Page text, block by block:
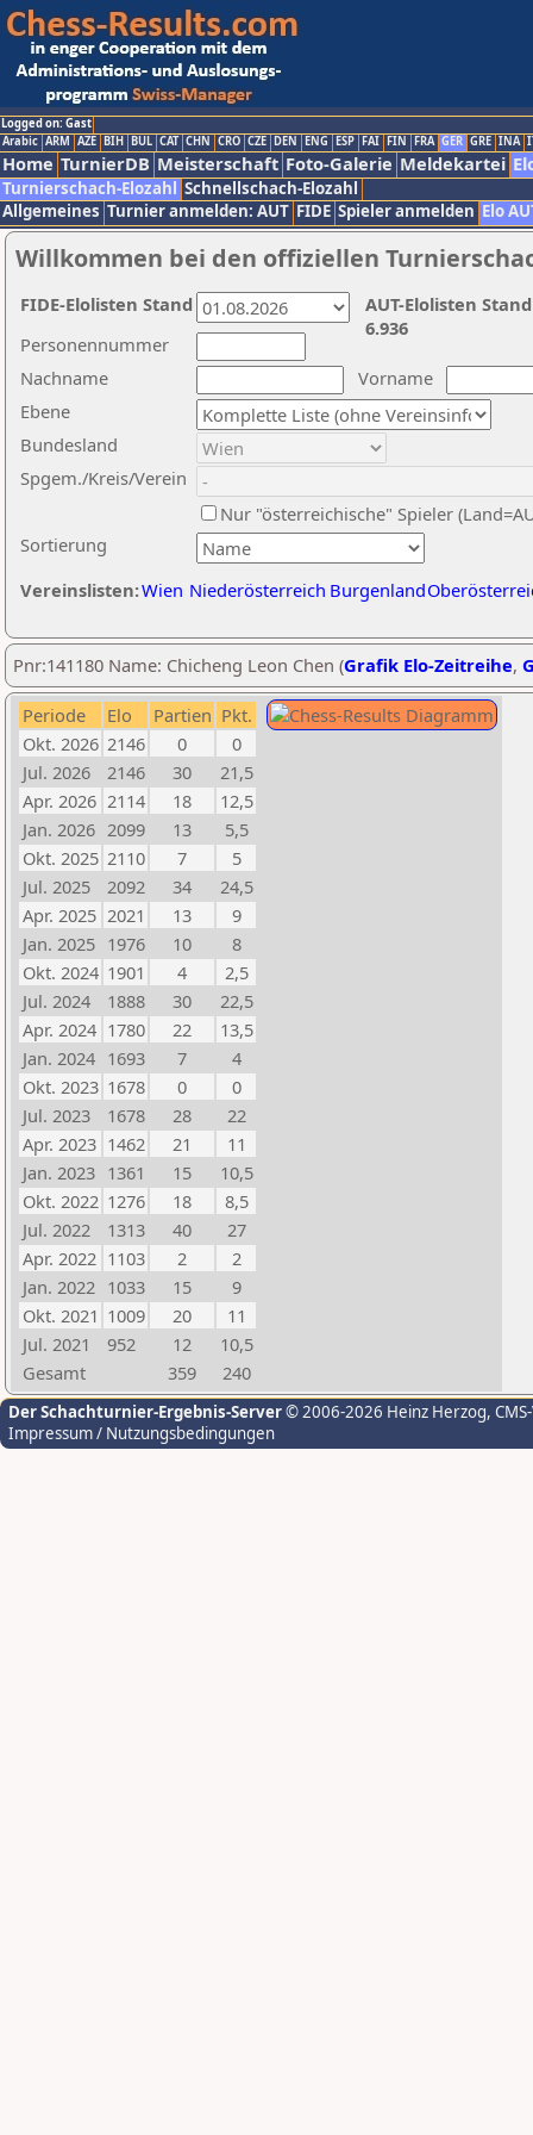
Logged on: Gast
Arabic ARM AZE BIH BUL CAT CHN CRO CZE DEN ENG ESP FAI FIN FRA GER GRE INA
Home TurnierDB Meisterschaft Foto-Galerie Meldekartei
Turnierschach-Elozahl Schnellschach-Elozahl
Allgemeines Turnier anmelden: AUT FIDE Spieler anmelden Elo
Willkommen bei den offiziellen
Nachname
Vorname
Ebene
Sortierung
Personennummer
Bundesland
Spgem./Kreis/Verein
Nur "österreichische" Spieler
Vereinslisten:Wien Niederösterreich Burgenland
AUT-Elolisten
6.936
FIDE-Elolisten Stand
Pnr:141180 Name: Chicheng Leon Chen (Grafik Elo-Zeitreihe,
Periode Elo Partien Pkt.
Okt. 2026 2146 0
0
Jul. 2026
2146 30
21,5
Apr. 2026 2114 18
12,5
Jan. 2026 2099 13
5,5
Okt. 2025 2110 7
5
Jul. 2025
2092 34
24,5
Apr. 2025 2021 13
9
Jan. 2025 1976 10
8
Okt. 2024 1901 4
2,5
Jul. 2024
1888 30
22,5
Apr. 2024 1780 22
13,5
Jan. 2024 1693 7
4
Okt. 2023 1678 0
0
Jul. 2023
1678 28
22
Apr. 2023 1462 21
11
Jan. 2023 1361 15
10,5
Okt. 2022 1276 18
8,5
Jul. 2022
1313 40
27
Apr. 2022 1103 2
2
Jan. 2022 1033 15
9
Okt. 2021 1009 20
11
Jul. 2021
952 12
10,5
Gesamt
359 240
Der Schachturnier-Ergebnis-Server© 2006-2026 Heinz Herzog,
Impressum / Nutzungsbedingungen